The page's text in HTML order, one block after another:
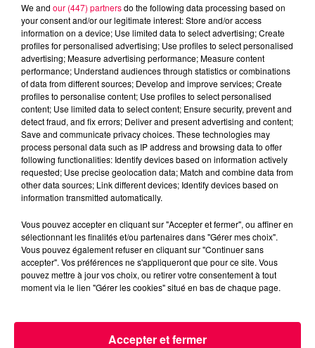
HOROSCOPE ASTROTOP
ASTRO
MAGNUM CAFE
Rémy
L'ASTROTOP TOUS LES MATINS A 6H45, 7H45 ET
8H45
19 juin 2026
L'ASTROTOP DU VENDREDI 19 JUIN
L'ASTROTOP DU VENDREDI 19 JUIN
We and our (447) partnersdo the following data processing based on
your consent and/or our legitimate interest: Store and/or access
information on a device; Use limited data to select advertising; Create
profiles for personalised advertising; Use profiles to select personalised
advertising; Measure advertising performance; Measure content
performance; Understand audiences through statistics or combinations
of data from different sources; Develop and improve services; Create
profiles to personalise content; Use profiles to select personalised
content; Use limited data to select content; Ensure security, prevent and
detect fraud, and fix errors; Deliver and present advertising and content;
Save and communicate privacy choices. These technologies may
process personal data such as IP address and browsing data to offer
following functionalities: Identify devices based on information actively
requested; Use precise geolocation data; Match and combine data from
other data sources; Link different devices; Identify devices based on
information transmitted automatically.
Vous pouvez accepter en cliquant sur "Accepter et fermer", ou affiner en
sélectionnant les finalités et/ou partenaires dans "Gérer mes choix".
Vous pouvez également refuser en cliquant sur "Continuer sans
accepter". Vos préférences ne s'appliqueront que pour ce site. Vous
pouvez mettre à jour vos choix, ou retirer votre consentement à tout
moment via le lien "Gérer les cookies" situé en bas de chaque page.
Accepter et fermer